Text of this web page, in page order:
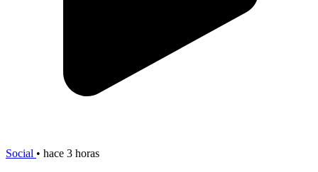
Social • hace 3 horas